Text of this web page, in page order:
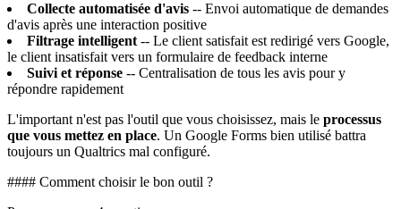
Collecte automatisée d'avis -- Envoi automatique de demandes
d'avis après une interaction positive
Filtrage intelligent -- Le client satisfait est redirigé vers Google,
le client insatisfait vers un formulaire de feedback interne
Suivi et réponse -- Centralisation de tous les avis pour y
répondre rapidement
L'important n'est pas l'outil que vous choisissez, mais le processus
que vous mettez en place. Un Google Forms bien utilisé battra
toujours un Qualtrics mal configuré.
#### Comment choisir le bon outil ?